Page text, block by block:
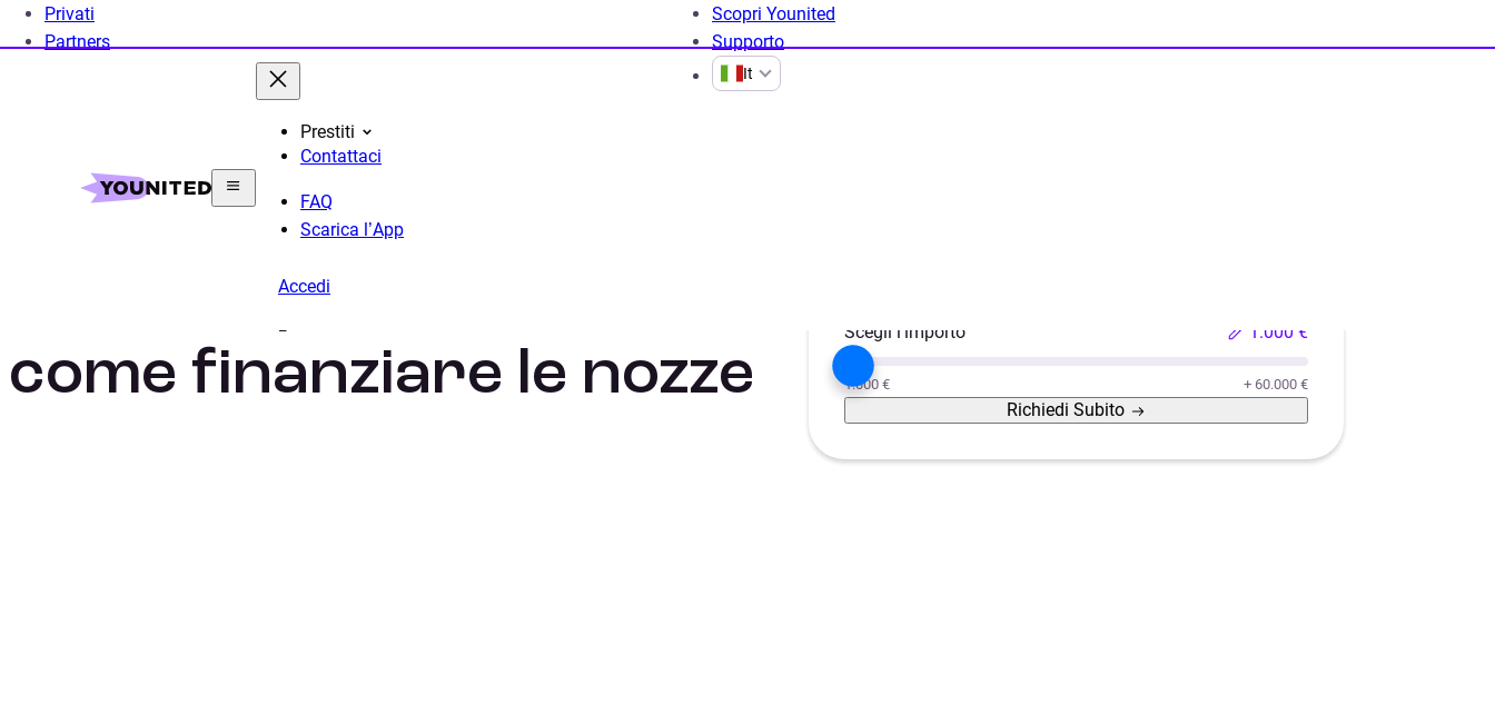
Privati
Partners
Scopri Younited
Supporto
It
Prestiti
Contattaci
FAQ
Scarica l’App
Accedi
Prestito Personale Prestito per Cerimonie
Prestito per matrimonio:
come finanziare le nozze
Scegli l'importo
1.000 €
1.000 € + 60.000 €
Richiedi Subito